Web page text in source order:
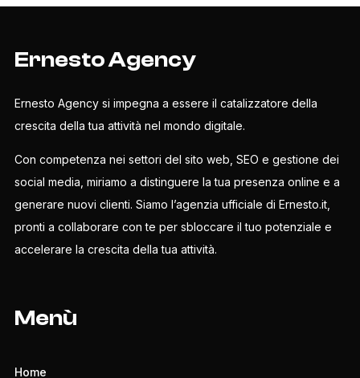
Ernesto Agency
Ernesto Agency si impegna a essere il catalizzatore della
crescita della tua attività nel mondo digitale.
Con competenza nei settori del sito web, SEO e gestione dei
social media, miriamo a distinguere la tua presenza online e a
generare nuovi clienti. Siamo l’agenzia ufficiale di Ernesto.it,
pronti a collaborare con te per sbloccare il tuo potenziale e
accelerare la crescita della tua attività.
Menù
Home